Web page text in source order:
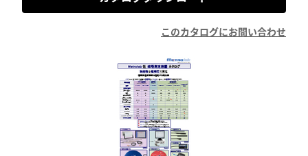
このカタログにお問い合わせ